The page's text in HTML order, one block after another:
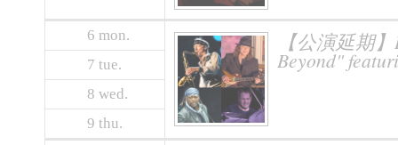
6 mon. 【公演延期
Beyond"
7 tue.
8 wed.
9 thu.